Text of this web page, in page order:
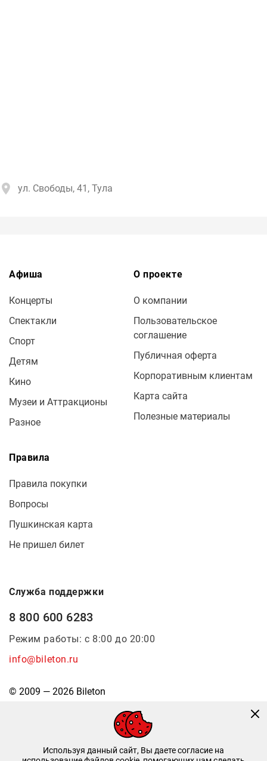
ул. Свободы, 41, Тула
Афиша
Концерты
Спектакли
Спорт
Детям
Кино
Музеи и Аттракционы
Разное
О проекте
О компании
Пользовательское
соглашение
Публичная оферта
Корпоративным клиентам
Карта сайта
Полезные материалы
Правила
Правила покупки
Вопросы
Пушкинская карта
Не пришел билет
Служба поддержки
8 800 600 6283
Режим работы: с 8:00 до 20:00
info@bileton.ru
© 2009 — 2026 Bileton
Используя данный сайт, Вы даете согласие на